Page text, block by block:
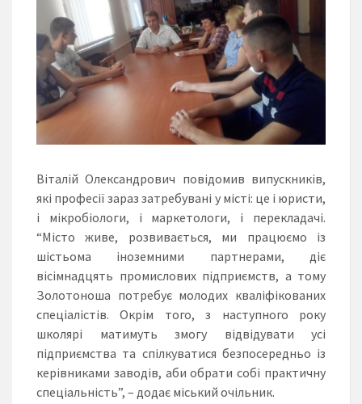
Віталій Олександрович повідомив випускників,
які професії зараз затребувані у місті: це і юристи,
і мікробіологи, і маркетологи, і перекладачі.
“Місто живе, розвивається, ми працюємо із
шістьома іноземними партнерами, діє
вісімнадцять промислових підприємств, а тому
Золотоноша потребує молодих кваліфікованих
спеціалістів. Окрім того, з наступного року
школярі матимуть змогу відвідувати усі
підприємства та спілкуватися безпосередньо із
керівниками заводів, аби обрати собі практичну
спеціальність”, – додає міський очільник.